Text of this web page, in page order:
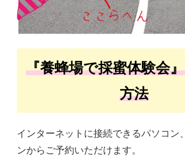
『養蜂場で採蜜体験会
方法
インターネットに接続できるパソコン
ンからご予約いただけます。